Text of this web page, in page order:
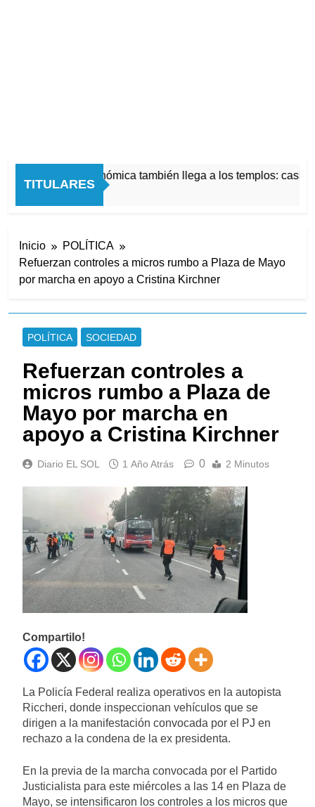
TITULARES
La crisis económica también llega a los templos: casi
Inicio
POLÍTICA
Refuerzan controles a micros rumbo a Plaza de Mayo
por marcha en apoyo a Cristina Kirchner
POLÍTICA SOCIEDAD
Refuerzan controles a
micros rumbo a Plaza de
Mayo por marcha en
apoyo a Cristina Kirchner
Diario EL SOL 1 Año Atrás 0 2 Minutos
Compartilo!
La Policía Federal realiza operativos en la autopista
Riccheri, donde inspeccionan vehículos que se
dirigen a la manifestación convocada por el PJ en
rechazo a la condena de la ex presidenta.
En la previa de la marcha convocada por el Partido
Justicialista para este miércoles a las 14 en Plaza de
Mayo, se intensificaron los controles a los micros que